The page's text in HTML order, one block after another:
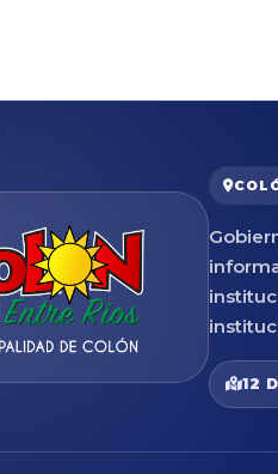
12